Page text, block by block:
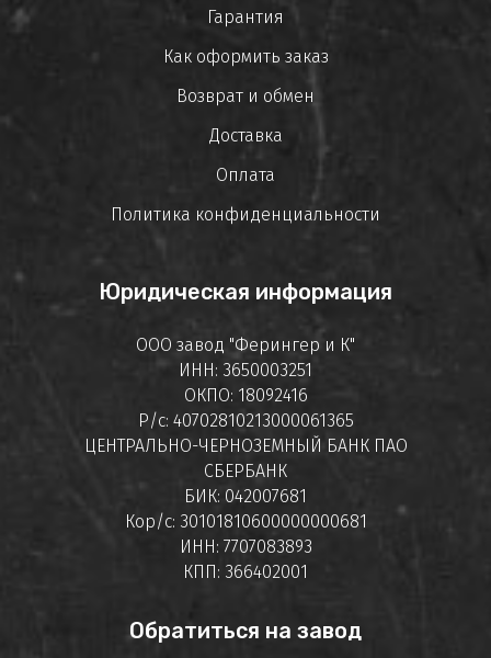
Гарантия
Как оформить заказ
Возврат и обмен
Доставка
Оплата
Политика конфиденциальности
Юридическая информация
ООО завод "Ферингер и К"
ИНН: 3650003251
ОКПО: 18092416
Р/с: 40702810213000061365
ЦЕНТРАЛЬНО-ЧЕРНОЗЕМНЫЙ БАНК ПАО
СБЕРБАНК
БИК: 042007681
Кор/с: 30101810600000000681
ИНН: 7707083893
КПП: 366402001
Обратиться на завод